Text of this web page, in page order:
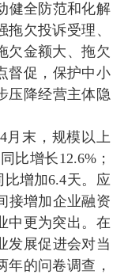
健全防范和化解
欠投诉受理、
欠金额大、拖欠
促，保护中小
降经营主体隐
末 ，规模以上
增长12.6%；
增加6.4天 。应
接增加企业融资
更为突出。在
发展促进会对当
问卷调查，